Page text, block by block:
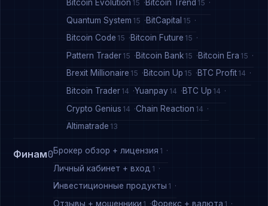
Bitcoin Evolution 15 Bitcoin Trend 15
Quantum System 15 BitCapital 15
Bitcoin Code 15 Bitcoin Future 15
Pattern Trader 15 Bitcoin Bank 15 Bitcoin Era 15
Brexit Millionaire 15 Bitcoin Up 15 BTC Profit 14
Bitcoin Trader 14 Yuanpay 14 BTC Up 14
Crypto Genius 14 Chain Reaction 14
Altimatrade 13
Финам0Брокер обзор + лицензия 1
Личный кабинет + вход 1
Инвестиционные продукты 1
Отзывы + мошенники 1 Форекс + валюта 1